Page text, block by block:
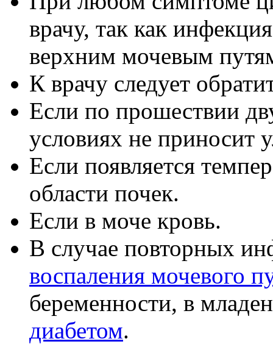
врачу, так как
верхним мочевым
К врачу следует
Если по прошествии
условиях не приносит
Если появляется
области почек.
Если в моче кровь.
В случае повторных
воспаления мочевого
беременности, в
диабетом.